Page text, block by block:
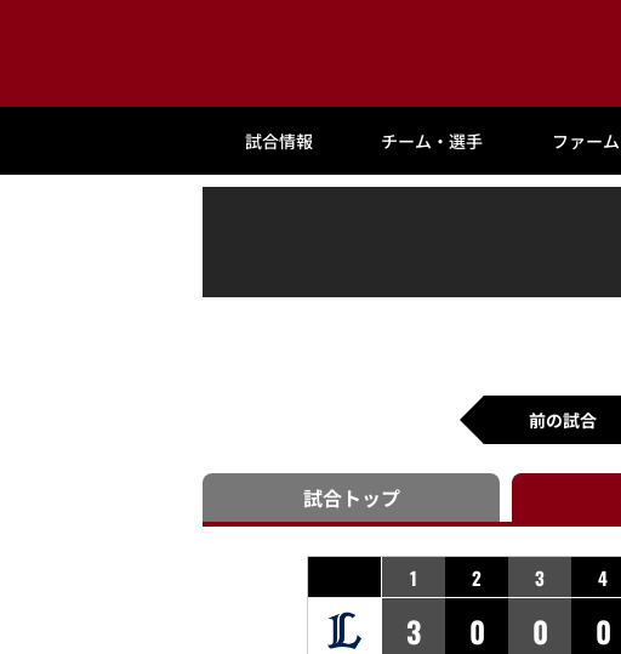
試合情報 チーム・選手 ファーム
前の試合
試合トップ
1 2 3 4
3 0 0 0